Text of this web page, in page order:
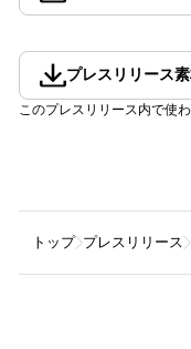
プレスリリース
このプレスリリース内で使
トップ プレスリリース